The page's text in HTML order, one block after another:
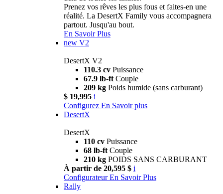
Prenez vos rêves les plus fous et faites-en une
réalité. La DesertX Family vous accompagnera
partout. Jusqu'au bout.
En Savoir Plus
new V2
DesertX V2
110.3 cv Puissance
67.9 lb-ft Couple
209 kg Poids humide (sans carburant)
$ 19,995 i
Configurez En Savoir plus
DesertX
DesertX
110 cv Puissance
68 lb-ft Couple
210 kg POIDS SANS CARBURANT
À partir de 20,595 $ i
Configurateur En Savoir Plus
Rally